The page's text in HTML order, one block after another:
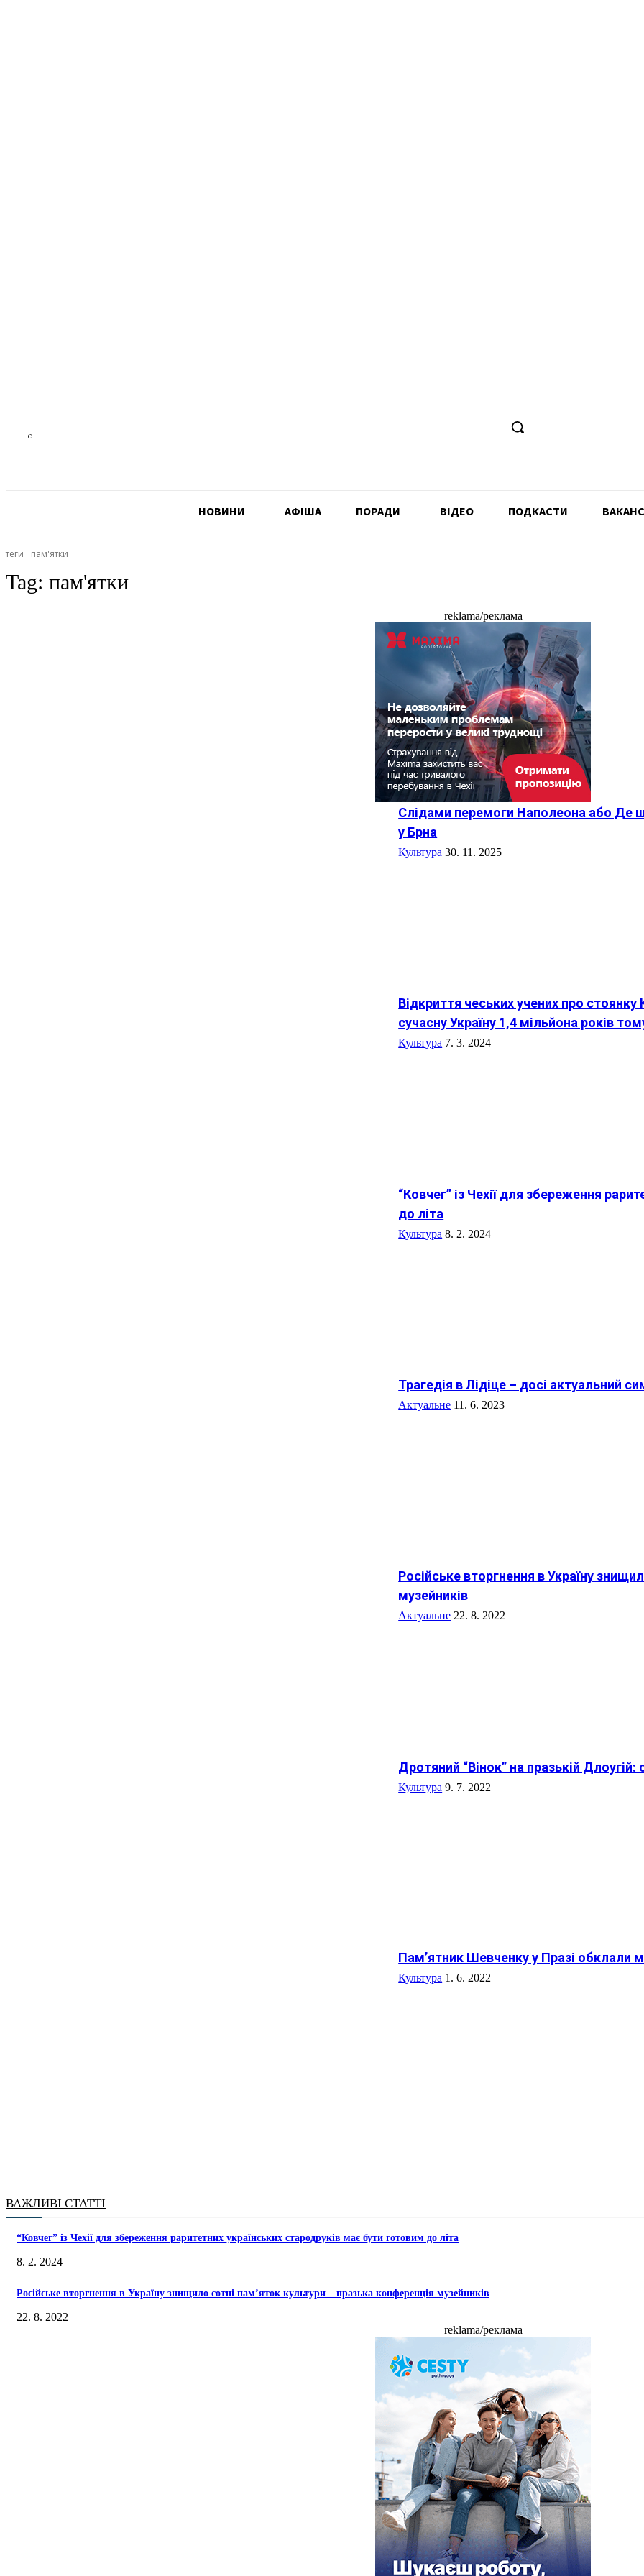
C
НОВИНИ АФIША ПОРАДИ ВІДЕО ПОДКАСТИ
теги пам'ятки
Tag: пам'ятки
reklama/реклама
Слідами перемоги Наполеона або Де
у Брна
Культура 30. 11. 2025
Відкриття чеських учених про
сучасну Україну 1,4 мільйона років
Культура 7. 3. 2024
“Ковчег” із Чехії для збереження
до літа
Культура 8. 2. 2024
Трагедія в Лідіце – досі актуальний
Актуальне 11. 6. 2023
Російське вторгнення в Україну
музейників
Актуальне 22. 8. 2022
Дротяний “Вінок” на празькій Длоугій:
Культура 9. 7. 2022
Пам’ятник Шевченку у Празі обклали
Культура 1. 6. 2022
ВАЖЛИВІ СТАТТІ
“Ковчег” із Чехії для збереження раритетних українських стародруків має бути готовим до літа
8. 2. 2024
Російське вторгнення в Україну знищило сотні пам’яток культури – празька конференція музейників
22. 8. 2022
reklama/реклама